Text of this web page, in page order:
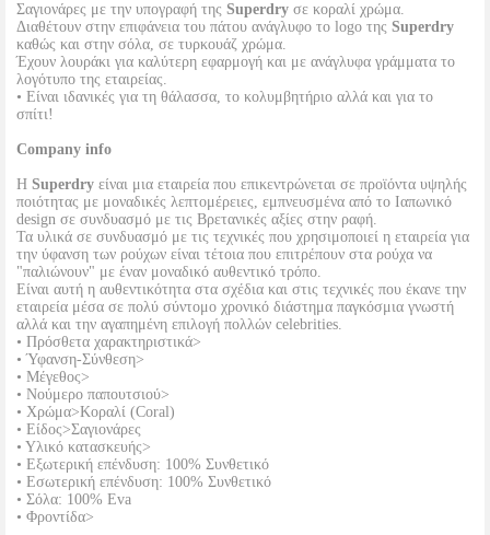
Σαγιονάρες με την υπογραφή της Superdry σε κοραλί χρώμα.
Διαθέτουν στην επιφάνεια του πάτου ανάγλυφο το logo της Superdry
καθώς και στην σόλα, σε τυρκουάζ χρώμα.
Έχουν λουράκι για καλύτερη εφαρμογή και με ανάγλυφα γράμματα το
λογότυπο της εταιρείας.
• Είναι ιδανικές για τη θάλασσα, το κολυμβητήριο αλλά και για το
σπίτι!
Company info
Η Superdry είναι μια εταιρεία που επικεντρώνεται σε προϊόντα υψηλής
ποιότητας με μοναδικές λεπτομέρειες, εμπνευσμένα από το Ιαπωνικό
design σε συνδυασμό με τις Βρετανικές αξίες στην ραφή.
Τα υλικά σε συνδυασμό με τις τεχνικές που χρησιμοποιεί η εταιρεία για
την ύφανση των ρούχων είναι τέτοια που επιτρέπουν στα ρούχα να
"παλιώνουν" με έναν μοναδικό αυθεντικό τρόπο.
Είναι αυτή η αυθεντικότητα στα σχέδια και στις τεχνικές που έκανε την
εταιρεία μέσα σε πολύ σύντομο χρονικό διάστημα παγκόσμια γνωστή
αλλά και την αγαπημένη επιλογή πολλών celebrities.
• Πρόσθετα χαρακτηριστικά>
• Ύφανση-Σύνθεση>
• Μέγεθος>
• Νούμερο παπουτσιού>
• Χρώμα>Κοραλί (Coral)
• Είδος>Σαγιονάρες
• Υλικό κατασκευής>
• Εξωτερική επένδυση: 100% Συνθετικό
• Εσωτερική επένδυση: 100% Συνθετικό
• Σόλα: 100% Eva
• Φροντίδα>